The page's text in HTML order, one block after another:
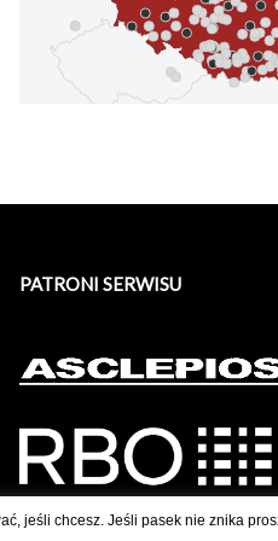
PATRONI SERWISU
jeśli chcesz. Jeśli pasek nie znika